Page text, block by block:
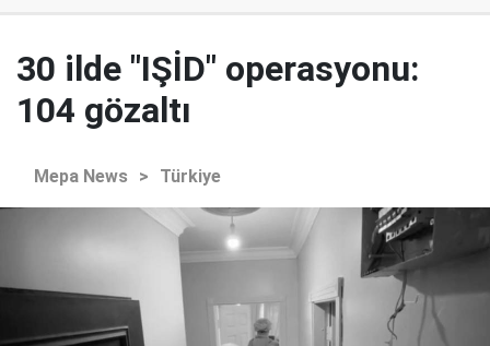
30 ilde "IŞİD" operasyonu:
104 gözaltı
Mepa News > Türkiye